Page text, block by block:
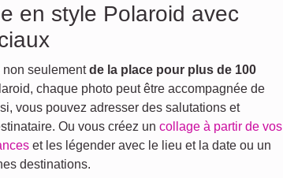
en style Polaroid avec
seulementde la place pour plus de 100
chaque photo peut être accompagnée de
vous pouvez adresser des salutations et
Ou vous créez un collage à partir de vos
et les légender avec le lieu et la date ou un
destinations.